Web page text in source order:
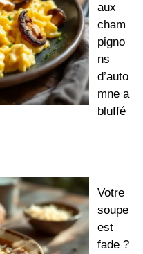
aux
cham
pigno
ns
d’auto
mne a
bluffé
Votre
soupe
est
fade ?